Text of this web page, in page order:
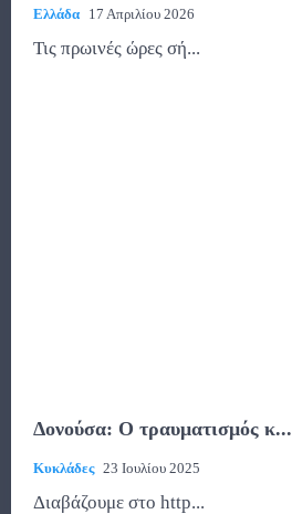
Ελλάδα 17 Απριλίου 2026
Τις πρωινές ώρες σή...
Δονούσα: Ο τραυματισμός κ...
Κυκλάδες 23 Ιουλίου 2025
Διαβάζουμε στο http...